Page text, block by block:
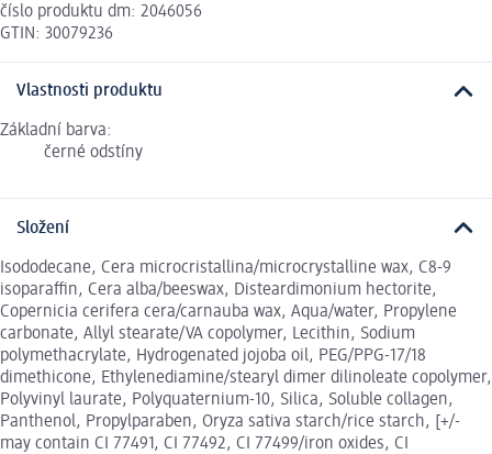
číslo produktu dm: 2046056
GTIN: 30079236
Vlastnosti produktu
Základní barva:
černé odstíny
Složení
Isododecane, Cera microcristallina/microcrystalline wax, C8-9
isoparaffin, Cera alba/beeswax, Disteardimonium hectorite,
Copernicia cerifera cera/carnauba wax, Aqua/water, Propylene
carbonate, Allyl stearate/VA copolymer, Lecithin, Sodium
polymethacrylate, Hydrogenated jojoba oil, PEG/PPG-17/18
dimethicone, Ethylenediamine/stearyl dimer dilinoleate copolymer,
Polyvinyl laurate, Polyquaternium-10, Silica, Soluble collagen,
Panthenol, Propylparaben, Oryza sativa starch/rice starch, [+/-
may contain CI 77491, CI 77492, CI 77499/iron oxides, CI